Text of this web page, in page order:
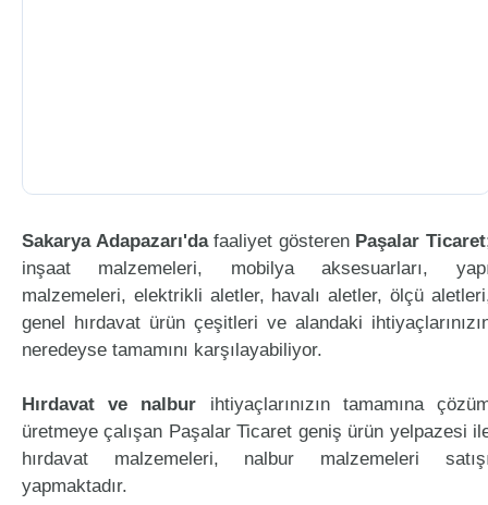
Sakarya Adapazarı'dafaaliyet gösteren Paşalar Ticaret
inşaat malzemeleri, mobilya aksesuarları,
malzemeleri, elektrikli aletler, havalı aletler, ölçü
genel hırdavat ürün çeşitleri ve alandaki
neredeyse tamamını karşılayabiliyor.
Hırdavat ve nalbur ihtiyaçlarınızın tamamına
üretmeye çalışan Paşalar Ticaret geniş ürün yelpazesi
hırdavat malzemeleri, nalbur malzemeleri
yapmaktadır.